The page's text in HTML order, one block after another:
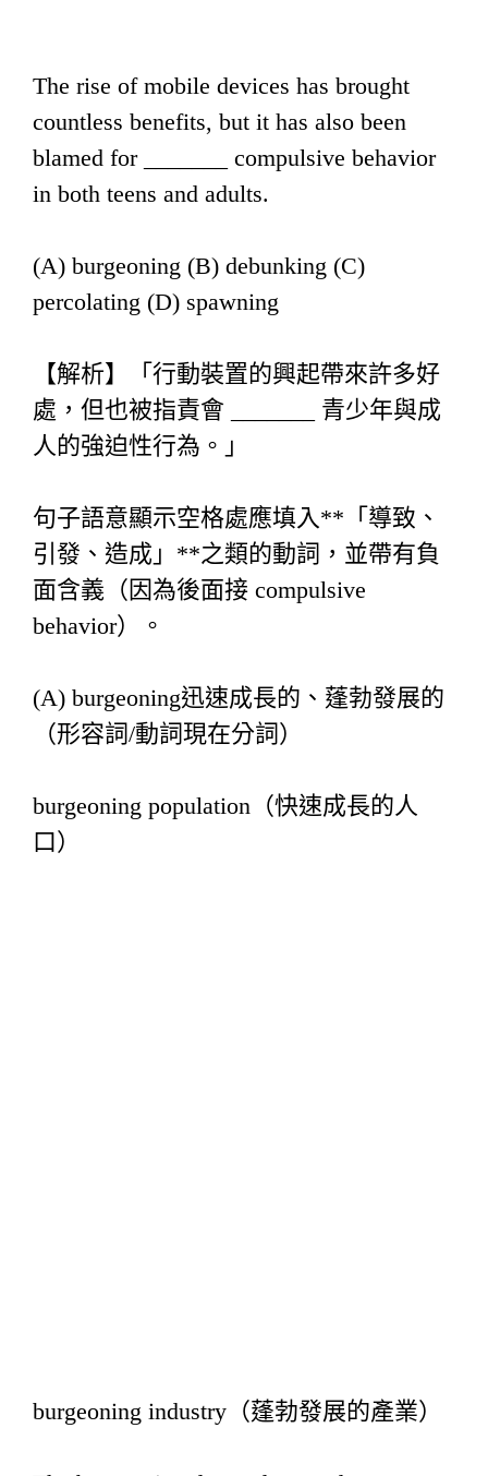
The rise of mobile devices has brought
countless benefits, but it has also been
blamed for _______ compulsive behavior
in both teens and adults.
(A) burgeoning (B) debunking (C)
percolating (D) spawning
【解析】「行動裝置的興起帶來許多好
處，但也被指責會 _______ 青少年與成
人的強迫性行為。」
句子語意顯示空格處應填入**「導致、
引發、造成」**之類的動詞，並帶有負
面含義（因為後面接 compulsive
behavior）。
(A) burgeoning迅速成長的、蓬勃發展的
（形容詞/動詞現在分詞）
burgeoning population（快速成長的人
口）
burgeoning industry（蓬勃發展的產業）